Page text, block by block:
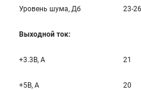
Уровень шума, Дб 23-26
Выходной ток:
+3.3B, А 21
+5B, А 20